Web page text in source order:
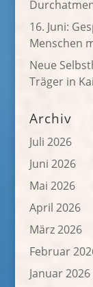
16. Juni:
Menschen
Neue
Träger in
Archiv
Juli 2026
Juni 2026
Mai 2026
April 2026
März 2026
Februar
Januar 2026